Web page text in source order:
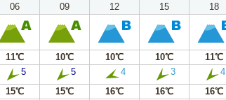
06 09 12 15 18
11℃ 10℃ 10℃ 10℃ 11℃
5 5 4 3 4
15℃ 15℃ 16℃ 16℃ 16℃